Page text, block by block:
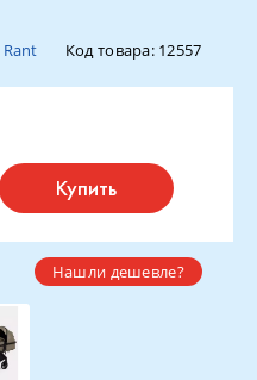
Rant Код товара: 12557
Купить
Нашли дешевле?